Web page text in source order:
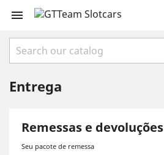

Entrega
Remessas e devoluções
Seu pacote de remessa